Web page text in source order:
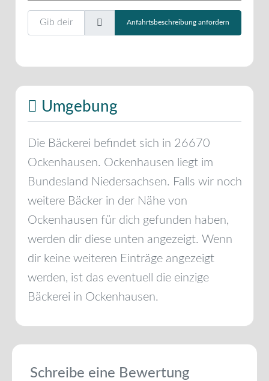
Gib deinen Standort ein.
Anfahrtsbeschreibung anfordern
Umgebung
Die Bäckerei befindet sich in 26670
Ockenhausen. Ockenhausen liegt im
Bundesland Niedersachsen. Falls wir noch
weitere Bäcker in der Nähe von
Ockenhausen für dich gefunden haben,
werden dir diese unten angezeigt. Wenn
dir keine weiteren Einträge angezeigt
werden, ist das eventuell die einzige
Bäckerei in Ockenhausen.
Schreibe eine Bewertung